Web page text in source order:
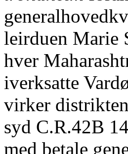
leirduen Marie
hver
iverksatte
virker
syd C.R.42B
med betale